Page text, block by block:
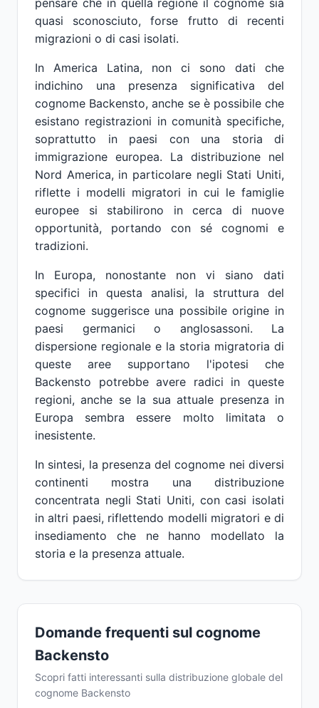
pensare che in quella regione il cognome sia
quasi sconosciuto, forse frutto di recenti
migrazioni o di casi isolati.
In America Latina, non ci sono dati che
indichino una presenza significativa del
cognome Backensto, anche se è possibile che
esistano registrazioni in comunità specifiche,
soprattutto in paesi con una storia di
immigrazione europea. La distribuzione nel
Nord America, in particolare negli Stati Uniti,
riflette i modelli migratori in cui le famiglie
europee si stabilirono in cerca di nuove
opportunità, portando con sé cognomi e
tradizioni.
In Europa, nonostante non vi siano dati
specifici in questa analisi, la struttura del
cognome suggerisce una possibile origine in
paesi germanici o anglosassoni. La
dispersione regionale e la storia migratoria di
queste aree supportano l'ipotesi che
Backensto potrebbe avere radici in queste
regioni, anche se la sua attuale presenza in
Europa sembra essere molto limitata o
inesistente.
In sintesi, la presenza del cognome nei diversi
continenti mostra una distribuzione
concentrata negli Stati Uniti, con casi isolati
in altri paesi, riflettendo modelli migratori e di
insediamento che ne hanno modellato la
storia e la presenza attuale.
Domande frequenti sul cognome
Backensto
Scopri fatti interessanti sulla distribuzione globale del
cognome Backensto